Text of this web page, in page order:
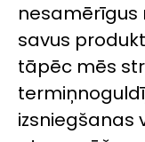
nesamērīgus
savus
tāpēc mēs
izsniegšanas